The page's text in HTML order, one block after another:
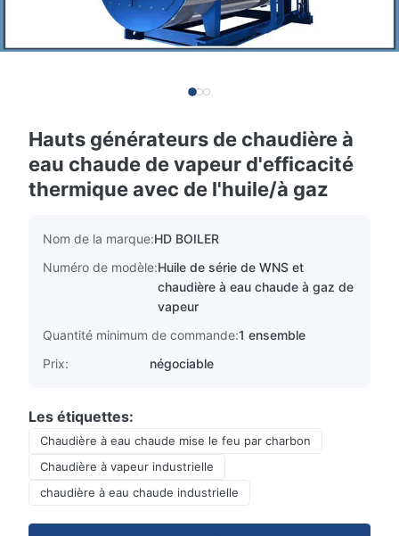
Hauts générateurs de chaudière à
eau chaude de vapeur d'efficacité
thermique avec de l'huile/à gaz
Nom de la marque:HD BOILER
Numéro de modèle:Huile de série de WNS et
chaudière à eau chaude à gaz de
vapeur
Quantité minimum de commande:1 ensemble
Prix:
négociable
Les étiquettes:
Chaudière à eau chaude mise le feu par charbon
Chaudière à vapeur industrielle
chaudière à eau chaude industrielle